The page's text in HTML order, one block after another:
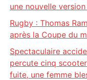
une nouvelle
Rugby : Thomas
après la Coupe du
Spectaculaire
percute cinq
fuite, une femme